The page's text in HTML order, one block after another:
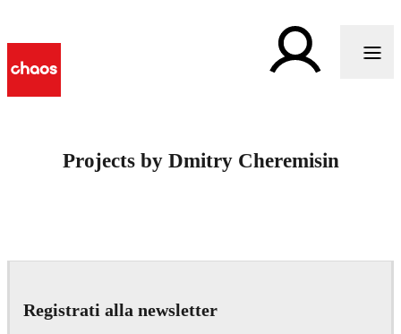
Projects by Dmitry Cheremisin
Registrati alla newsletter